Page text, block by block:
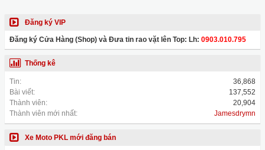
Đăng ký VIP
Đăng ký Cửa Hàng (Shop) và Đưa tin rao vặt lên Top: Lh: 0903.010.795
Thống kê
Tin:
36,868
Bài viết:
137,552
Thành viên:
20,904
Thành viên mới nhất:
Jamesdrymn
Xe Moto PKL mới đăng bán